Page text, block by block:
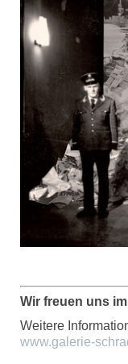
Wir freuen uns
Weitere
www.galerie-